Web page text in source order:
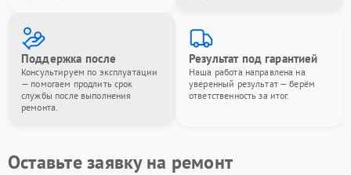
Поддержка после
Консультируем по эксплуатации
— помогаем продлить срок
службы после выполнения
ремонта.
Результат под гарантией
Наша работа направлена на
уверенный результат — берём
ответственность за итог.
Оставьте заявку на ремонт